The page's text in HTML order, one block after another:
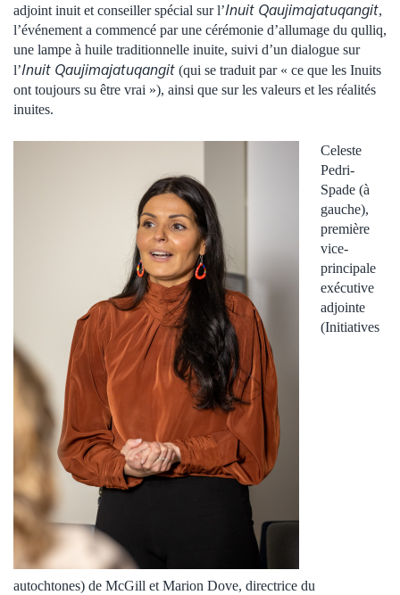
adjoint inuit et conseiller spécial sur l’Inuit Qaujimajatuqangit,
l’événement a commencé par une cérémonie d’allumage du qulliq,
une lampe à huile traditionnelle inuite, suivi d’un dialogue sur
l’Inuit Qaujimajatuqangit (qui se traduit par « ce que les Inuits
ont toujours su être vrai »), ainsi que sur les valeurs et les réalités
inuites.
Celeste
Pedri-
Spade (à
gauche),
première
vice-
principale
exécutive
adjointe
(Initiatives
autochtones) de McGill et Marion Dove, directrice du